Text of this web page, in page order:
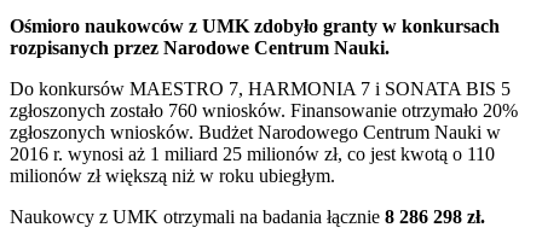
Ośmioro naukowców z UMK zdobyło granty w konkursach
rozpisanych przez Narodowe Centrum Nauki.
Do konkursów MAESTRO 7, HARMONIA 7 i SONATA BIS 5
zgłoszonych zostało 760 wniosków. Finansowanie otrzymało 20%
zgłoszonych wniosków. Budżet Narodowego Centrum Nauki w
2016 r. wynosi aż 1 miliard 25 milionów zł, co jest kwotą o 110
milionów zł większą niż w roku ubiegłym.
Naukowcy z UMK otrzymali na badania łącznie 8 286 298 zł.